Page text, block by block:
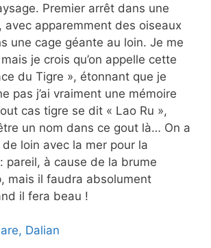
Premier arrêt dans une
avec apparemment des oiseaux
une cage géante au loin. Je me
je crois qu’on appelle cette
du Tigre », étonnant que je
pas j’ai vraiment une mémoire
cas tigre se dit « Lao Ru »,
un nom dans ce gout là… On a
loin avec la mer pour la
pareil, à cause de la brume
mais il faudra absolument
il fera beau !